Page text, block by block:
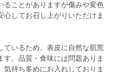
ることがありますが傷みや変色
してお召し上がりいただけま
ているため、表皮に自然な肌荒
。品質・食味には問題ありま
持ち多めにお入れしておりま